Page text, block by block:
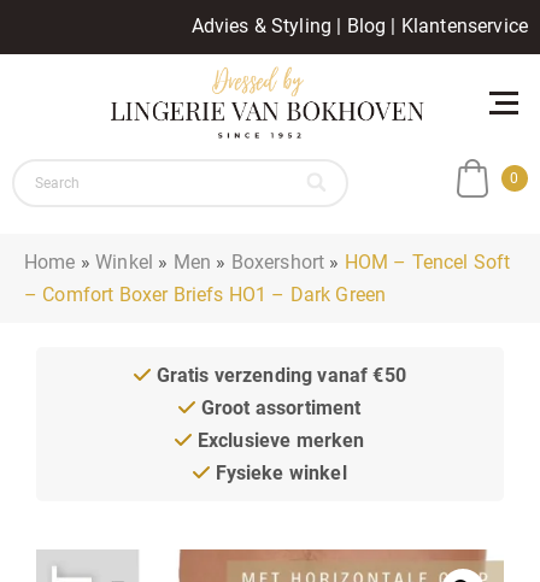
Advies & Styling | Blog | Klantenservice
0
Home »Winkel » Men » Boxershort » HOM – Tencel Soft
– Comfort Boxer Briefs HO1 – Dark Green
Gratis verzending vanaf €50
Groot assortiment
Exclusieve merken
Fysieke winkel